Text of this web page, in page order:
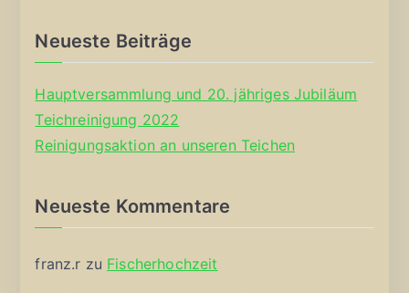
Neueste Beiträge
Hauptversammlung und 20. jähriges Jubiläum
Teichreinigung 2022
Reinigungsaktion an unseren Teichen
Neueste Kommentare
franz.r zu Fischerhochzeit